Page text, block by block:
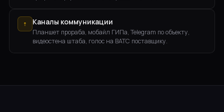
⇡ Каналы коммуникации
Планшет прораба, мобайл ГИПа, Telegram по объекту,
видеостена штаба, голос на ВАТС поставщику.